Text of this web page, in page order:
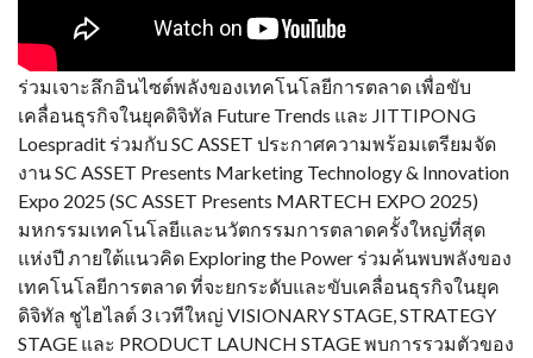
ร่วมเจาะลึกอินไซต์พลังของเทคโนโลยีการตลาด เพื่อขับ
เคลื่อนธุรกิจในยุคดิจิทัล Future Trends และ JITTIPONG
Loespradit ร่วมกับ SC ASSET ประกาศความพร้อมเตรียมจัด
งาน SC ASSET Presents Marketing Technology & Innovation
Expo 2025 (SC ASSET Presents MARTECH EXPO 2025)
มหกรรมเทคโนโลยีและนวัตกรรมการตลาดครั้งใหญ่ที่สุด
แห่งปี ภายใต้แนวคิด Exploring the Power ร่วมค้นพบพลังของ
เทคโนโลยีการตลาด ที่จะยกระดับและขับเคลื่อนธุรกิจในยุค
ดิจิทัล ชูไฮไลต์ 3 เวทีใหญ่ VISIONARY STAGE, STRATEGY
STAGE และ PRODUCT LAUNCH STAGE พบการรวมตัวของ